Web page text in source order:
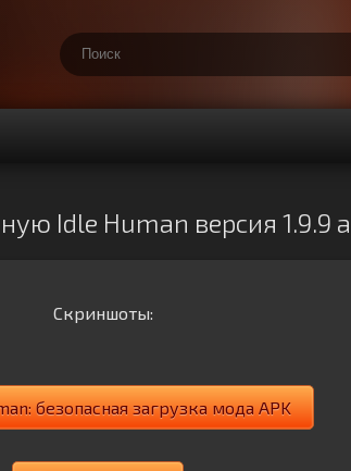
Idle Human версия
Скриншоты:
безопасная загрузка мода APK